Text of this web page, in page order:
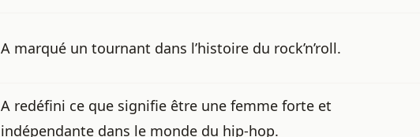
A marqué un tournant dans l’histoire du rock’n’roll.
A redéfini ce que signifie être une femme forte et
indépendante dans le monde du hip-hop.